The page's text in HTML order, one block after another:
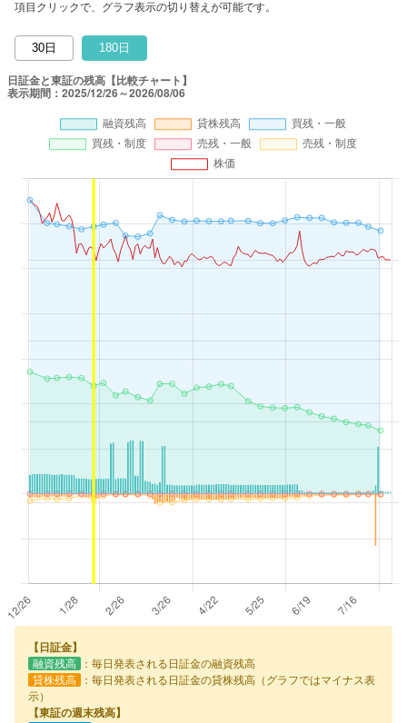
項目クリックで、グラフ表示の切り替えが可能です。
30日 180日
【日証金】
融資残高
：毎日発表される日証金の融資残高
貸株残高
：毎日発表される日証金の貸株残高（グラフではマイナス表
示）
【東証の週末残高】